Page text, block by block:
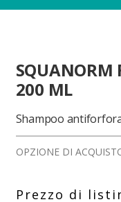
SQUANORM
200 ML
Shampoo
OPZIONE DI